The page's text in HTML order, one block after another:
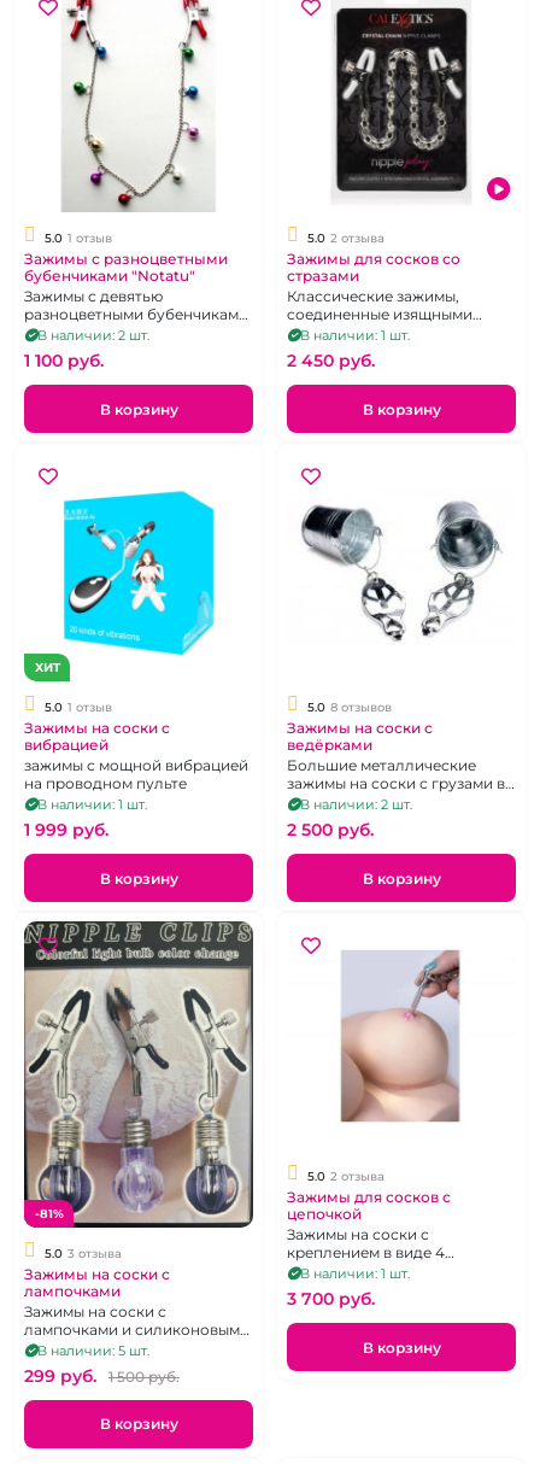
5.0 1 отзыв
Зажимы с разноцветными
бубенчиками "Notatu"
Зажимы с девятью
разноцветными бубенчиками
на тонкой серебристой
цепочке.
В наличии: 2 шт.
1 100 pуб.
В корзину
5.0 2 отзыва
Зажимы для сосков со
стразами
Классические зажимы,
соединенные изящными
бусами
В наличии: 1 шт.
2 450 pуб.
В корзину
ХИТ
5.0 1 отзыв
Зажимы на соски с
вибрацией
зажимы с мощной вибрацией
на проводном пульте
В наличии: 1 шт.
1 999 pуб.
В корзину
5.0 8 отзывов
Зажимы на соски с
ведёрками
Большие металлические
зажимы на соски с грузами в
виде вёдер
В наличии: 2 шт.
2 500 pуб.
В корзину
-81%
5.0 3 отзыва
Зажимы на соски с
лампочками
Зажимы на соски с
лампочками и силиконовыми
вставками. Цветные шарики
В наличии: 5 шт.
299 pуб. 1 500 pуб.
В корзину
5.0 2 отзыва
Зажимы для сосков с
цепочкой
Зажимы на соски с
креплением в виде 4
тоненьких усиков, на цепочке
В наличии: 1 шт.
3 700 pуб.
В корзину